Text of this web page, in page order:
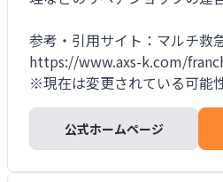
参考・引用サイト：マルチ救
https://www.axs-k.com/
※現在は変更されている可能
公式ホームページ